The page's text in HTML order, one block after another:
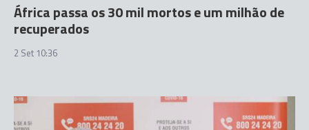
África passa os 30 mil mortos e um milhão de
recuperados
2 Set 10:36